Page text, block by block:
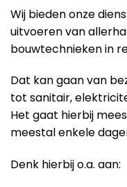
Wij bieden onze
uitvoeren van
bouwtechnieken in
Dat kan gaan van
tot sanitair,
Het gaat hierbij
meestal enkele
Denk hierbij o.a. aan: